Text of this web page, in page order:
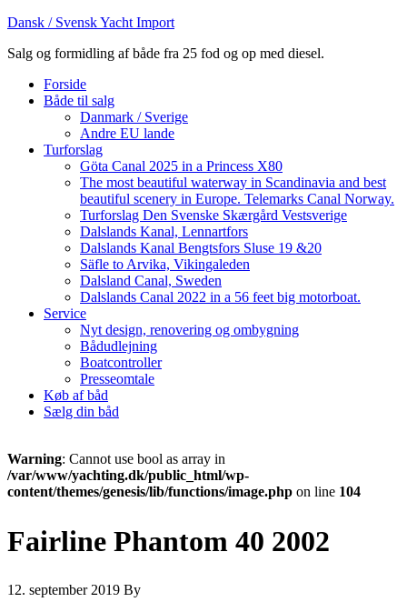
Dansk / Svensk Yacht Import
Salg og formidling af både fra 25 fod og op med diesel.
Forside
Både til salg
Danmark / Sverige
Andre EU lande
Turforslag
Göta Canal 2025 in a Princess X80
The most beautiful waterway in Scandinavia and best
beautiful scenery in Europe. Telemarks Canal Norway.
Turforslag Den Svenske Skærgård Vestsverige
Dalslands Kanal, Lennartfors
Dalslands Kanal Bengtsfors Sluse 19 &20
Säfle to Arvika, Vikingaleden
Dalsland Canal, Sweden
Dalslands Canal 2022 in a 56 feet big motorboat.
Service
Nyt design, renovering og ombygning
Bådudlejning
Boatcontroller
Presseomtale
Køb af båd
Sælg din båd
Warning: Cannot use bool as array in
/var/www/yachting.dk/public_html/wp-
content/themes/genesis/lib/functions/image.php on line 104
Fairline Phantom 40 2002
12. september 2019 By